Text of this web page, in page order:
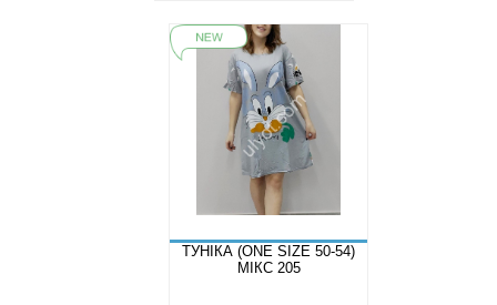
ТУНІКА (ONE SIZE 50-54)
МІКС 205